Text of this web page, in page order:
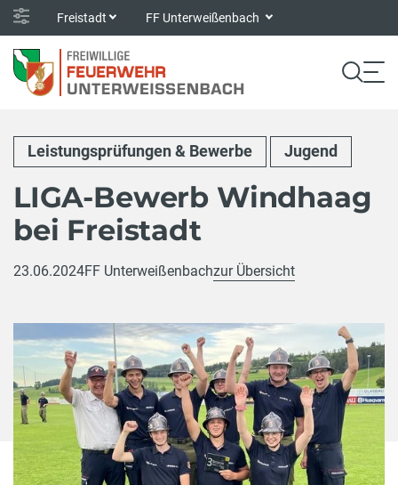
Freistadt FF Unterweißenbach
Leistungsprüfungen & Bewerbe Jugend
LIGA-Bewerb Windhaag
bei Freistadt
23.06.2024FF Unterweißenbachzur Übersicht